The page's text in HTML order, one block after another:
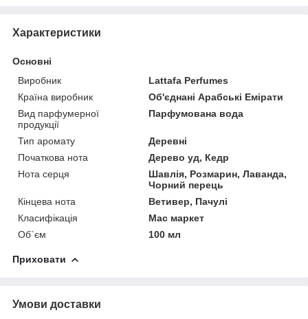
Характеристики
Основні
Виробник
Lattafa Perfumes
Країна виробник
Об'єднані Арабські Емірати
Вид парфумерної
продукції
Парфумована вода
Тип аромату
Деревні
Початкова нота
Дерево уд, Кедр
Нота серця
Шавлія, Розмарин, Лаванда,
Чорний перець
Кінцева нота
Ветивер, Пачулі
Класифікація
Мас маркет
Об`єм
100 мл
Приховати
Умови доставки